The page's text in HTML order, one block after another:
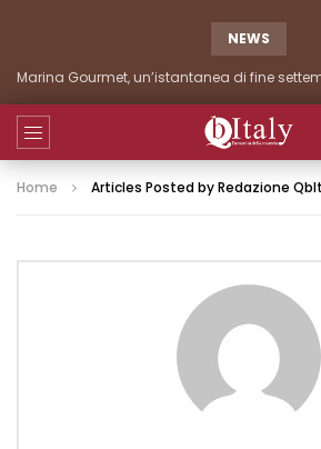
NEWS
Marina Gourmet, seconda giornata
Home Articles Posted by Redazione